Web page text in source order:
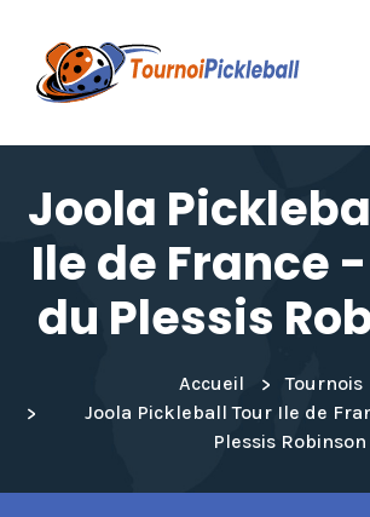
Joola
Ile de France
du Plessis
Accueil
Tournois
Joola Pickleball Tour Ile de
Plessis Robinson